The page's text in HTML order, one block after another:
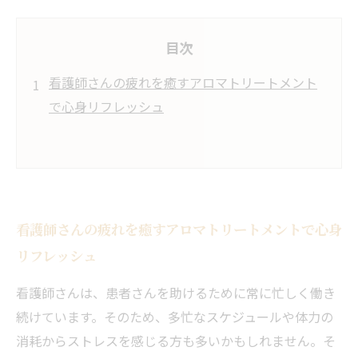
目次
看護師さんの疲れを癒すアロマトリートメント
で心身リフレッシュ
看護師さんの疲れを癒すアロマトリートメントで心身
リフレッシュ
看護師さんは、患者さんを助けるために常に忙しく働き
続けています。そのため、多忙なスケジュールや体力の
消耗からストレスを感じる方も多いかもしれません。そ